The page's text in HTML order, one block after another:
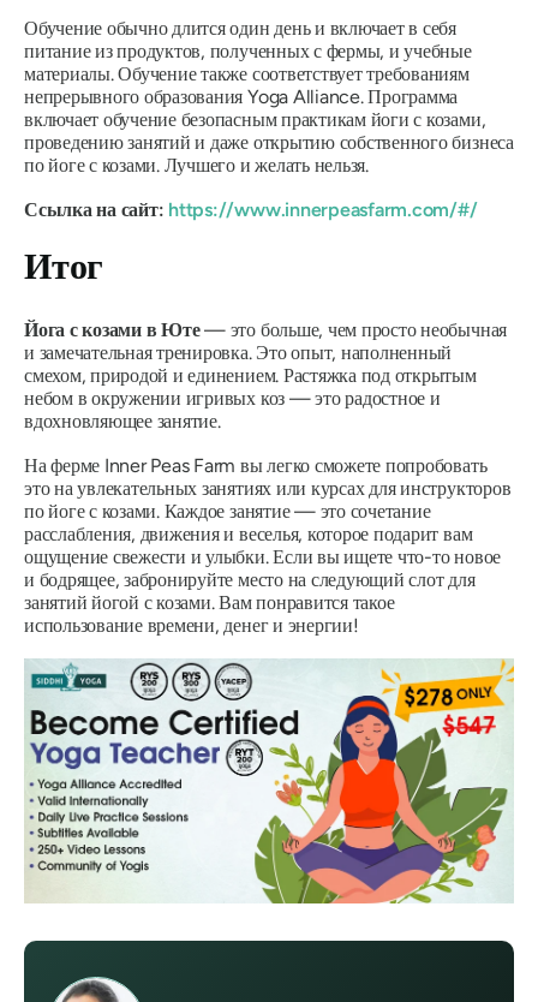
Обучение обычно длится один день и включает в себя
питание из продуктов, полученных с фермы, и учебные
материалы. Обучение также соответствует требованиям
непрерывного образования Yoga Alliance. Программа
включает обучение безопасным практикам йоги с козами,
проведению занятий и даже открытию собственного бизнеса
по йоге с козами. Лучшего и желать нельзя.
Ссылка на сайт: https://www.innerpeasfarm.com/#/
Итог
Йога с козами в Юте— это больше, чем просто необычная
и замечательная тренировка. Это опыт, наполненный
смехом, природой и единением. Растяжка под открытым
небом в окружении игривых коз — это радостное и
вдохновляющее занятие.
На ферме Inner Peas Farm вы легко сможете попробовать
это на увлекательных занятиях или курсах для инструкторов
по йоге с козами. Каждое занятие — это сочетание
расслабления, движения и веселья, которое подарит вам
ощущение свежести и улыбки. Если вы ищете что-то новое
и бодрящее, забронируйте место на следующий слот для
занятий йогой с козами. Вам понравится такое
использование времени, денег и энергии!